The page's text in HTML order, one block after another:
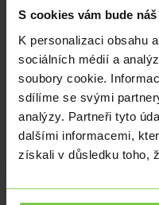
S cookies vám bude
K personalizaci obsahu
sociálních médií a
soubory cookie.
sdílíme se svými
analýzy. Partneři tyto
dalšími informacemi,
získali v důsledku toho,
náklady spojené s
budoucírentabilitu
být při obchodování s
například
, tedy rozdíl
také konkrétní typy poplatků
brokerdnes už běžně nabízí
Nabízené služby
Online broker
do své
jen klasické obchodní služby
investováním teprve